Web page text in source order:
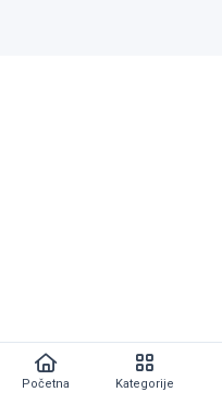
Početna Kategorije